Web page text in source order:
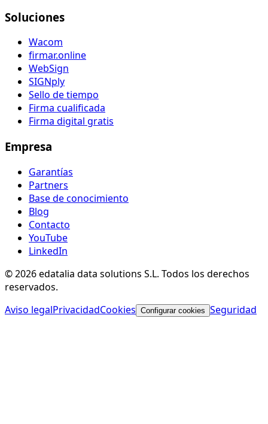
Soluciones
Wacom
firmar.online
WebSign
SIGNply
Sello de tiempo
Firma cualificada
Firma digital gratis
Empresa
Garantías
Partners
Base de conocimiento
Blog
Contacto
YouTube
LinkedIn
© 2026 edatalia data solutions S.L. Todos los derechos
reservados.
Aviso legalPrivacidadCookies Configurar cookies Seguridad